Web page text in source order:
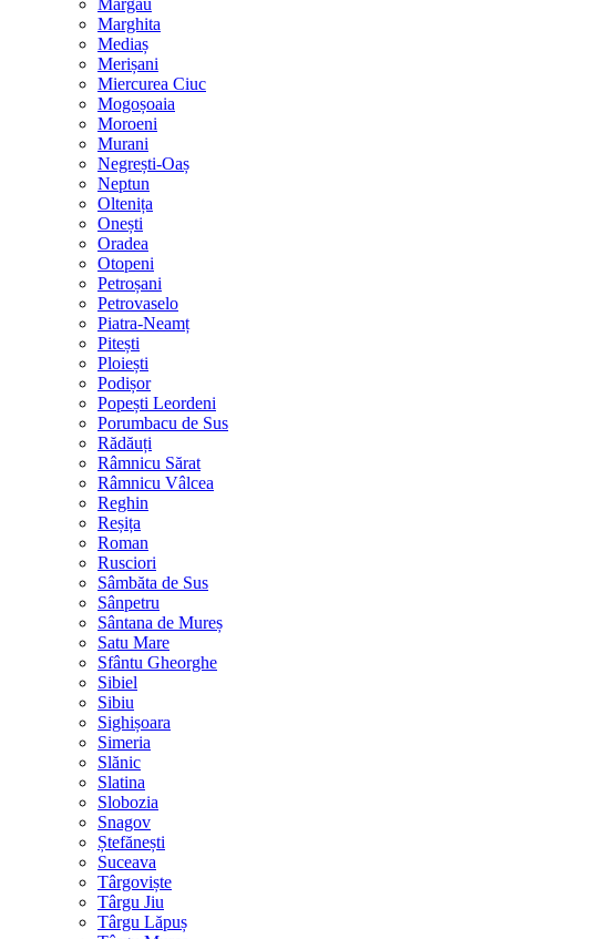
Mărgău
Marghita
Mediaș
Merișani
Miercurea Ciuc
Mogoșoaia
Moroeni
Murani
Negrești-Oaș
Neptun
Oltenița
Onești
Oradea
Otopeni
Petroșani
Petrovaselo
Piatra-Neamț
Pitești
Ploiești
Podișor
Popești Leordeni
Porumbacu de Sus
Rădăuți
Râmnicu Sărat
Râmnicu Vâlcea
Reghin
Reșița
Roman
Rusciori
Sâmbăta de Sus
Sânpetru
Sântana de Mureș
Satu Mare
Sfântu Gheorghe
Sibiel
Sibiu
Sighișoara
Simeria
Slănic
Slatina
Slobozia
Snagov
Ștefănești
Suceava
Târgoviște
Târgu Jiu
Târgu Lăpuș